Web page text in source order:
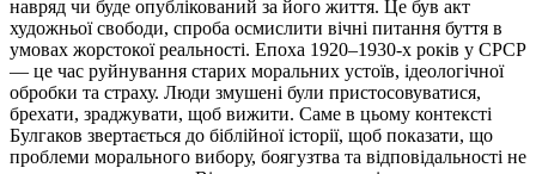
навряд чи буде опублікований за його життя. Це був акт
художньої свободи, спроба осмислити вічні питання буття в
умовах жорстокої реальності. Епоха 1920–1930-х років у СРСР
— це час руйнування старих моральних устоїв, ідеологічної
обробки та страху. Люди змушені були пристосовуватися,
брехати, зраджувати, щоб вижити. Саме в цьому контексті
Булгаков звертається до біблійної історії, щоб показати, що
проблеми морального вибору, боягузтва та відповідальності не